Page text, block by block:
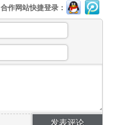
合作网站快捷登录：